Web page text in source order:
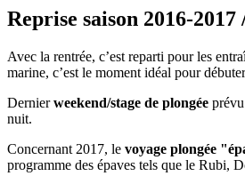
Reprise saison 2016-
Avec la rentrée, c’est reparti pour les
marine, c’est le moment idéal pour
Dernierweekend/stage de plongée
nuit.
Concernant 2017, le voyage plongée
programme des épaves tels que le Rubi,